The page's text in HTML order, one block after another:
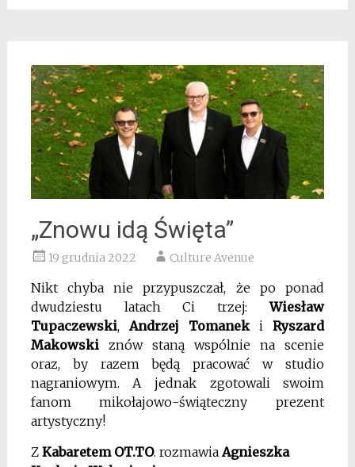
„Znowu idą Święta”
19 grudnia 2022 Culture Avenue
Nikt chyba nie przypuszczał, że po ponad
dwudziestu latach Ci trzej:Wiesław
Tupaczewski, Andrzej TomanekiRyszard
Makowski znów staną wspólnie na scenie
oraz, by razem będą pracować w studio
nagraniowym. A jednak zgotowali swoim
fanom mikołajowo-świąteczny prezent
artystyczny!
Z Kabaretem OT.TO. rozmawia Agnieszka